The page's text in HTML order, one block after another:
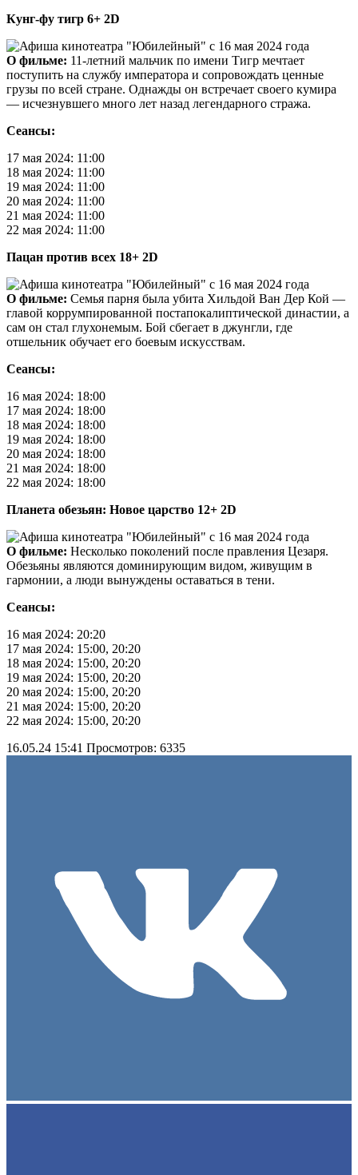
Кунг-фу тигр 6+ 2D
О фильме: 11-летний мальчик по имени Тигр мечтает
поступить на службу императора и сопровождать ценные
грузы по всей стране. Однажды он встречает своего кумира
— исчезнувшего много лет назад легендарного стража.
Сеансы:
17 мая 2024: 11:00
18 мая 2024: 11:00
19 мая 2024: 11:00
20 мая 2024: 11:00
21 мая 2024: 11:00
22 мая 2024: 11:00
Пацан против всех 18+ 2D
О фильме: Семья парня была убита Хильдой Ван Дер Кой —
главой коррумпированной постапокалиптической династии, а
сам он стал глухонемым. Бой сбегает в джунгли, где
отшельник обучает его боевым искусствам.
Сеансы:
16 мая 2024: 18:00
17 мая 2024: 18:00
18 мая 2024: 18:00
19 мая 2024: 18:00
20 мая 2024: 18:00
21 мая 2024: 18:00
22 мая 2024: 18:00
Планета обезьян: Новое царство 12+ 2D
О фильме: Несколько поколений после правления Цезаря.
Обезьяны являются доминирующим видом, живущим в
гармонии, а люди вынуждены оставаться в тени.
Сеансы:
16 мая 2024: 20:20
17 мая 2024: 15:00, 20:20
18 мая 2024: 15:00, 20:20
19 мая 2024: 15:00, 20:20
20 мая 2024: 15:00, 20:20
21 мая 2024: 15:00, 20:20
22 мая 2024: 15:00, 20:20
16.05.24 15:41 Просмотров: 6335